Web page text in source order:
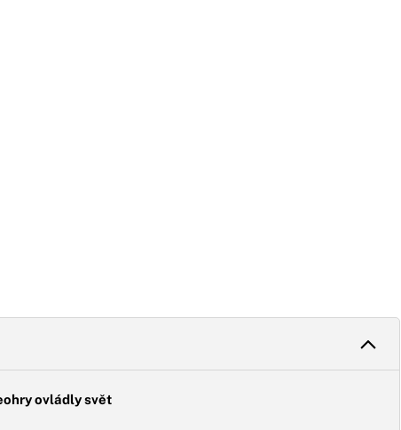
ovládly svět